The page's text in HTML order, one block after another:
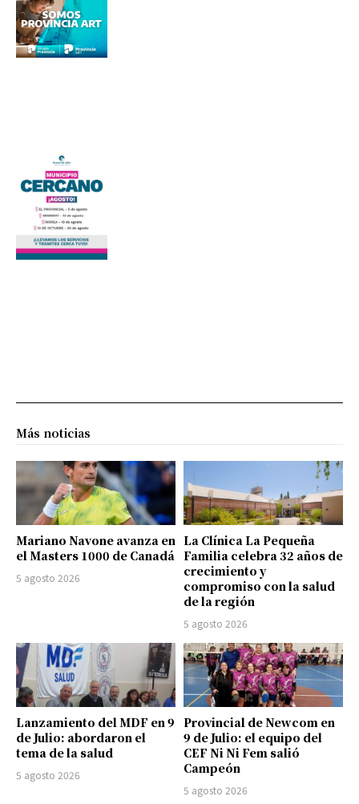
Más noticias
Mariano Navone avanza en
el Masters 1000 de Canadá
5 agosto 2026
La Clínica La Pequeña
Familia celebra 32 años de
crecimiento y
compromiso con la salud
de la región
5 agosto 2026
Lanzamiento del MDF en 9
de Julio: abordaron el
tema de la salud
5 agosto 2026
Provincial de Newcom en
9 de Julio: el equipo del
CEF Ni Ni Fem salió
Campeón
5 agosto 2026